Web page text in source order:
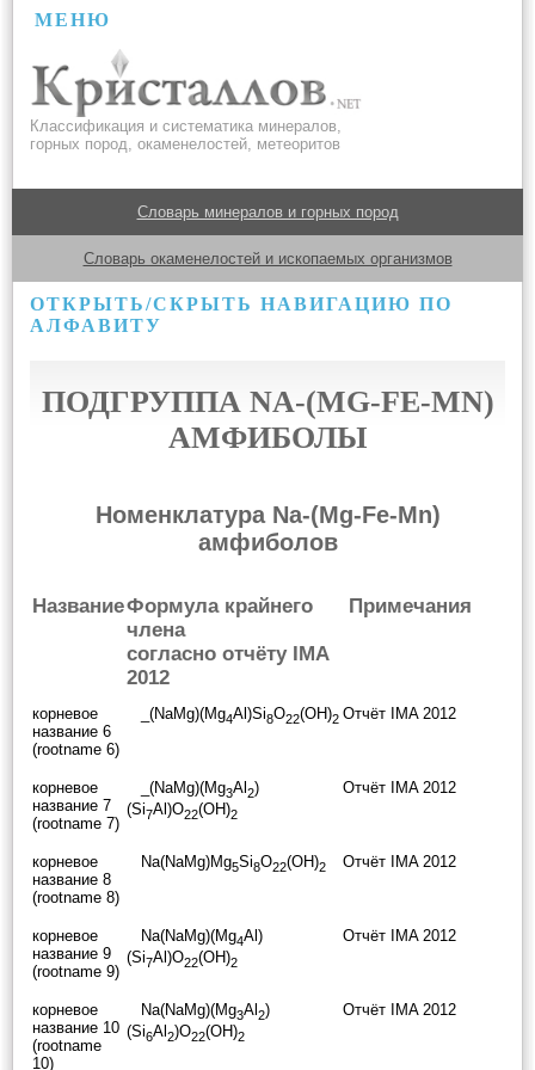
МЕНЮ
Классификация и систематика минералов,
горных пород, окаменелостей, метеоритов
Словарь минералов и горных пород
Словарь окаменелостей и ископаемых организмов
ОТКРЫТЬ/СКРЫТЬ НАВИГАЦИЮ ПО
АЛФАВИТУ
ПОДГРУППА NA-(MG-FE-MN)
АМФИБОЛЫ
Номенклатура Na-(Mg-Fe-Mn)
амфиболов
НазваниеФормула крайнего
члена
согласно отчёту IMA
2012
Примечания
корневое
название 6
(rootname 6)
_(NaMg)(Mg4Al)Si8O22(OH)2 Отчёт IMA 2012
корневое
название 7
(rootname 7)
_(NaMg)(Mg3Al 2)
(Si7Al)O22(OH)2
Отчёт IMA 2012
корневое
название 8
(rootname 8)
Na(NaMg)Mg5Si8O22(OH)2 Отчёт IMA 2012
корневое
название 9
(rootname 9)
Na(NaMg)(Mg4Al)
(Si7Al)O22(OH)2
Отчёт IMA 2012
корневое
название 10
(rootname
10)
Na(NaMg)(Mg3Al 2)
(Si6Al2)O22(OH)2
Отчёт IMA 2012